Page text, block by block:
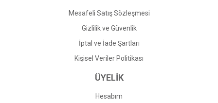
Mesafeli Satış Sözleşmesi
Gizlilik ve Güvenlik
İptal ve İade Şartları
Kişisel Veriler Politikası
ÜYELİK
Hesabım